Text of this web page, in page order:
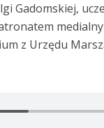
Gadomskiej,
z Urzędu